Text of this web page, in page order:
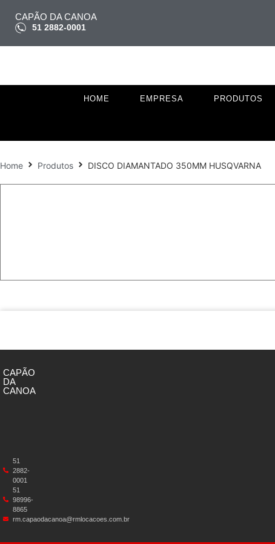
CAPÃO DA CANOA
51 2882-0001
HOME EMPRESA PRODUTOS
Home Produtos DISCO DIAMANTADO 350MM HUSQVARNA
CAPÃO
DA
CANOA
51
2882-
0001
51
98996-
8865
rm.capaodacanoa@rmlocacoes.com.br